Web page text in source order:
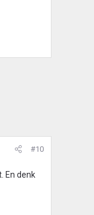
#10
En denk